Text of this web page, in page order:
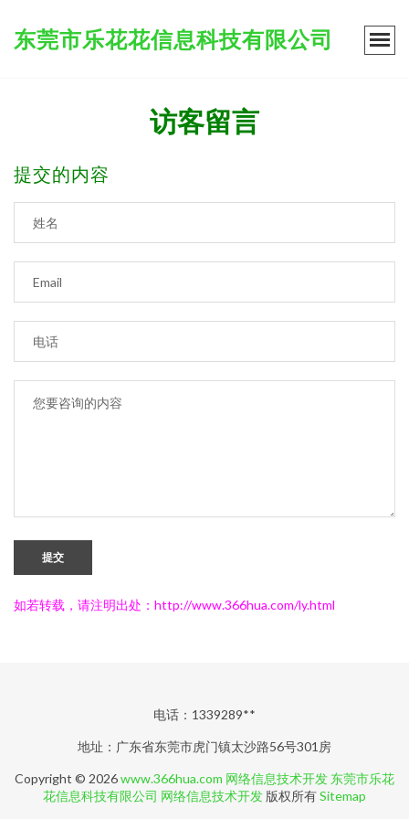
东莞市乐花花信息科技有限公司
访客留言
提交的内容
提交
如若转载，请注明出处：http://www.366hua.com/ly.html
电话：1339289**
地址：广东省东莞市虎门镇太沙路56号301房
Copyright © 2026www.366hua.com 网络信息技术开发 东莞市乐花
花信息科技有限公司 网络信息技术开发 版权所有Sitemap